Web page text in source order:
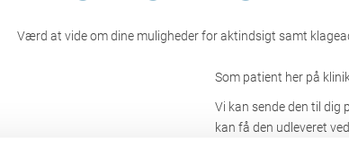
Værd at vide om dine muligheder for aktindsigt samt
Som patient her på
Vi kan sende den til dig
kan få den udleveret